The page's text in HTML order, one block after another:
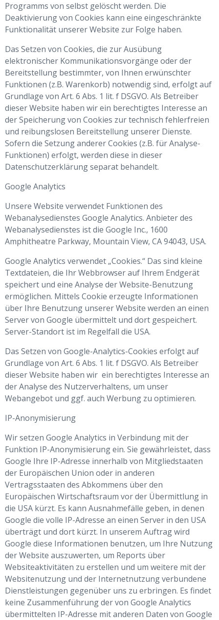
Programms von selbst gelöscht werden. Die
Deaktivierung von Cookies kann eine eingeschränkte
Funktionalität unserer Website zur Folge haben.
Das Setzen von Cookies, die zur Ausübung
elektronischer Kommunikationsvorgänge oder der
Bereitstellung bestimmter, von Ihnen erwünschter
Funktionen (z.B. Warenkorb) notwendig sind, erfolgt auf
Grundlage von Art. 6 Abs. 1 lit. f DSGVO. Als Betreiber
dieser Website haben wir ein berechtigtes Interesse an
der Speicherung von Cookies zur technisch fehlerfreien
und reibungslosen Bereitstellung unserer Dienste.
Sofern die Setzung anderer Cookies (z.B. für Analyse-
Funktionen) erfolgt, werden diese in dieser
Datenschutzerklärung separat behandelt.
Google Analytics
Unsere Website verwendet Funktionen des
Webanalysedienstes Google Analytics. Anbieter des
Webanalysedienstes ist die Google Inc., 1600
Amphitheatre Parkway, Mountain View, CA 94043, USA.
Google Analytics verwendet „Cookies.“ Das sind kleine
Textdateien, die Ihr Webbrowser auf Ihrem Endgerät
speichert und eine Analyse der Website-Benutzung
ermöglichen. Mittels Cookie erzeugte Informationen
über Ihre Benutzung unserer Website werden an einen
Server von Google übermittelt und dort gespeichert.
Server-Standort ist im Regelfall die USA.
Das Setzen von Google-Analytics-Cookies erfolgt auf
Grundlage von Art. 6 Abs. 1 lit. f DSGVO. Als Betreiber
dieser Website haben wir ein berechtigtes Interesse an
der Analyse des Nutzerverhaltens, um unser
Webangebot und ggf. auch Werbung zu optimieren.
IP-Anonymisierung
Wir setzen Google Analytics in Verbindung mit der
Funktion IP-Anonymisierung ein. Sie gewährleistet, dass
Google Ihre IP-Adresse innerhalb von Mitgliedstaaten
der Europäischen Union oder in anderen
Vertragsstaaten des Abkommens über den
Europäischen Wirtschaftsraum vor der Übermittlung in
die USA kürzt. Es kann Ausnahmefälle geben, in denen
Google die volle IP-Adresse an einen Server in den USA
überträgt und dort kürzt. In unserem Auftrag wird
Google diese Informationen benutzen, um Ihre Nutzung
der Website auszuwerten, um Reports über
Websiteaktivitäten zu erstellen und um weitere mit der
Websitenutzung und der Internetnutzung verbundene
Dienstleistungen gegenüber uns zu erbringen. Es findet
keine Zusammenführung der von Google Analytics
übermittelten IP-Adresse mit anderen Daten von Google